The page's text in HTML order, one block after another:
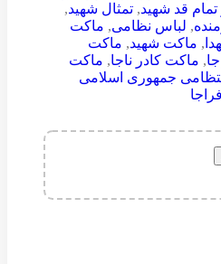
قد شهید, تمثال شهید,
, لباس نظامی, ماکت
, ماکت شهید, ماکت
, ماکت کادر ناجا, ماکت
جمهوری اسلامی